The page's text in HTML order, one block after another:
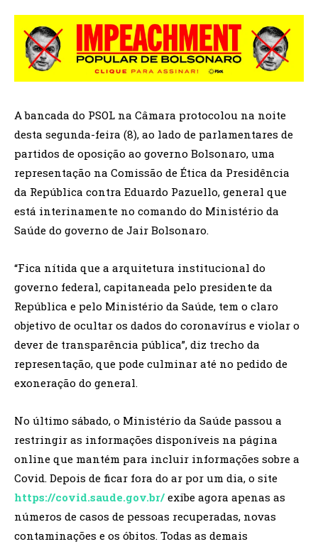
A bancada do PSOL na Câmara protocolou na noite
desta segunda-feira (8), ao lado de parlamentares de
partidos de oposição ao governo Bolsonaro, uma
representação na Comissão de Ética da Presidência
da República contra Eduardo Pazuello, general que
está interinamente no comando do Ministério da
Saúde do governo de Jair Bolsonaro.
“Fica nítida que a arquitetura institucional do
governo federal, capitaneada pelo presidente da
República e pelo Ministério da Saúde, tem o claro
objetivo de ocultar os dados do coronavírus e violar o
dever de transparência pública”, diz trecho da
representação, que pode culminar até no pedido de
exoneração do general.
No último sábado, o Ministério da Saúde passou a
restringir as informações disponíveis na página
online que mantém para incluir informações sobre a
Covid. Depois de ficar fora do ar por um dia, o site
https://covid.saude.gov.br/ exibe agora apenas as
números de casos de pessoas recuperadas, novas
contaminações e os óbitos. Todas as demais